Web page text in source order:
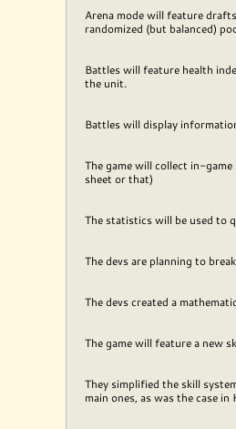
Arena mode will feature
randomized (but balanced)
Battles will feature health
the unit.
Battles will display
The game will collect in-
sheet or that)
The statistics will be used to
The devs are planning to
The devs created a
The game will feature a new
They simplified the skill
main ones, as was the case